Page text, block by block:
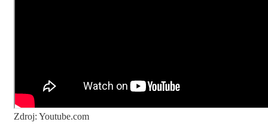
Zdroj: Youtube.com